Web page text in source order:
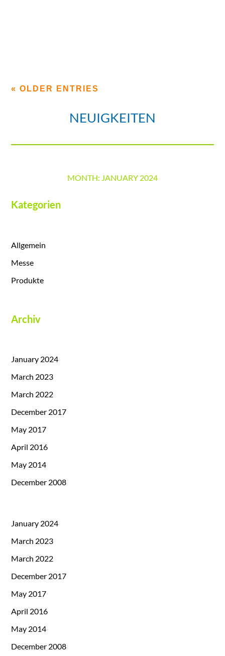
« OLDER ENTRIES
NEUIGKEITEN
MONTH: JANUARY 2024
Kategorien
Allgemein
Messe
Produkte
Archiv
January 2024
March 2023
March 2022
December 2017
May 2017
April 2016
May 2014
December 2008
January 2024
March 2023
March 2022
December 2017
May 2017
April 2016
May 2014
December 2008